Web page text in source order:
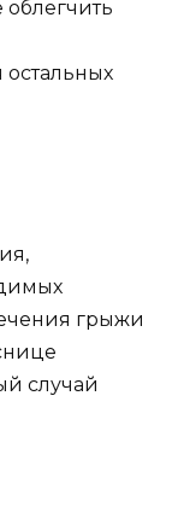
грыжи
случай